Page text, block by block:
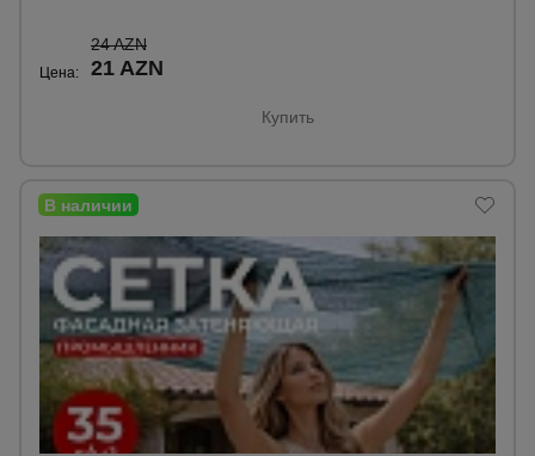
Цена:
24 AZN
21 AZN
Купить